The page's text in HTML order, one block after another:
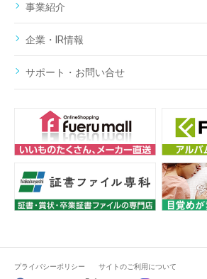
事業紹介
企業・IR情報
サポート・お問い合せ
プライバシーポリシー サイトのご利用について